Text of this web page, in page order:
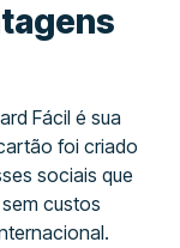
Fácil é sua
foi criado
sociais que
custos